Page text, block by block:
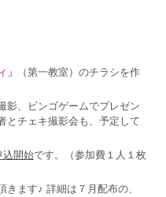
」
（第一教室）のチラシを作
影、ビンゴゲームでプレゼン
とチェキ撮影会も、予定して
込開始です。（参加費１人１枚
ます♪ 詳細は７月配布の、